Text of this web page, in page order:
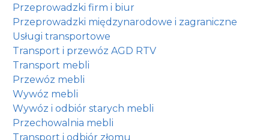
Przeprowadzki firm i biur
Przeprowadzki międzynarodowe i zagraniczne
Usługi transportowe
Transport i przewóz AGD RTV
Transport mebli
Przewóz mebli
Wywóz mebli
Wywóz i odbiór starych mebli
Przechowalnia mebli
Transport i odbiór złomu